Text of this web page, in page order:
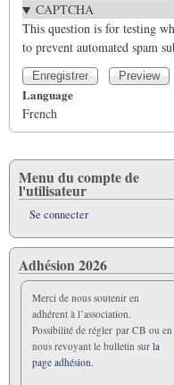
CAPTCHA
This question is for testing
to prevent automated spam
Language
French
Menu du compte de
l'utilisateur
Se connecter
Adhésion 2026
Merci de nous soutenir en
adhérent à l’association.
Possibilité de régler par CB ou en
nous revoyant le bulletin sur la
page adhésion.